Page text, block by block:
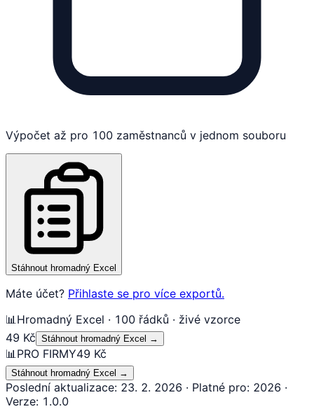
Výpočet až pro 100 zaměstnanců v jednom souboru
Stáhnout hromadný Excel
Máte účet? Přihlaste se pro více exportů.
📊 Hromadný Excel · 100 řádků · živé vzorce
49 Kč Stáhnout hromadný Excel →
📊 PRO FIRMY49 Kč
Stáhnout hromadný Excel →
Poslední aktualizace: 23. 2. 2026 · Platné pro: 2026 ·
Verze: 1.0.0